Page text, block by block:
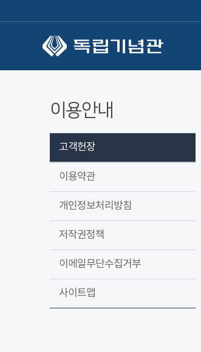
이용안내
고객헌장
이용약관
개인정보처리방침
저작권정책
이메일무단수집거부
사이트맵